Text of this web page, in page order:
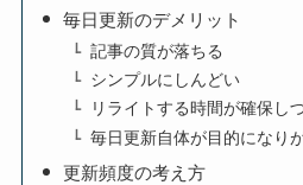
毎日更新のデメリット
記事の質が落ちる
シンプルにしんどい
リライトする時間が確保し
毎日更新自体が目的になり
更新頻度の考え方